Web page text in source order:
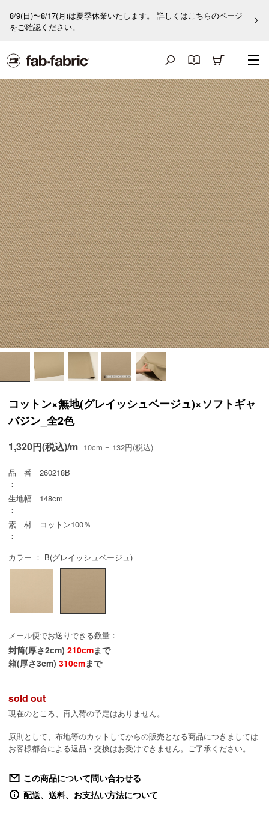
8/9(日)〜8/17(月)は夏季休業いたします。 詳しくはこちらのページ
をご確認ください。
コットン×無地(グレイッシュベージュ)×ソフトギャ
バジン_全2色
1,320円(税込)/m 10cm = 132円(税込)
品 番
：
260218B
生地幅
：
148cm
素 材
：
コットン100％
カラー ： B(グレイッシュベージュ)
メール便でお送りできる数量：
封筒(厚さ2cm) 210cmまで
箱(厚さ3cm) 310cmまで
sold out
現在のところ、再入荷の予定はありません。
原則として、布地等のカットしてからの販売となる商品につきましては
お客様都合による返品・交換はお受けできません。ご了承ください。
この商品について問い合わせる
配送、送料、お支払い方法について